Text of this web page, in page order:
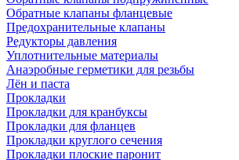
Обратные клапаны фланцевые
Предохранительные клапаны
Редукторы давления
Уплотнительные материалы
Анаэробные герметики для резьбы
Лён и паста
Прокладки
Прокладки для кранбуксы
Прокладки для фланцев
Прокладки круглого сечения
Прокладки плоские паронит